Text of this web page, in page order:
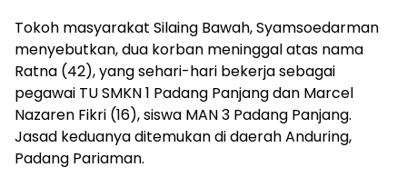
Tokoh masyarakat Silaing Bawah, Syamsoedarman
menyebutkan, dua korban meninggal atas nama
Ratna (42), yang sehari-hari bekerja sebagai
pegawai TU SMKN 1 Padang Panjang dan Marcel
Nazaren Fikri (16), siswa MAN 3 Padang Panjang.
Jasad keduanya ditemukan di daerah Anduring,
Padang Pariaman.